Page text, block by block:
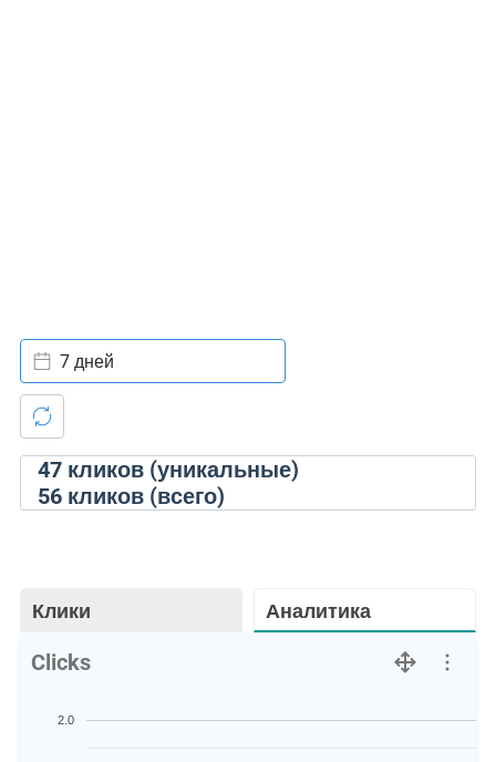
47кликов (уникальные)
56кликов (всего)
7 дней
Клики Аналитика
Clicks
2.0